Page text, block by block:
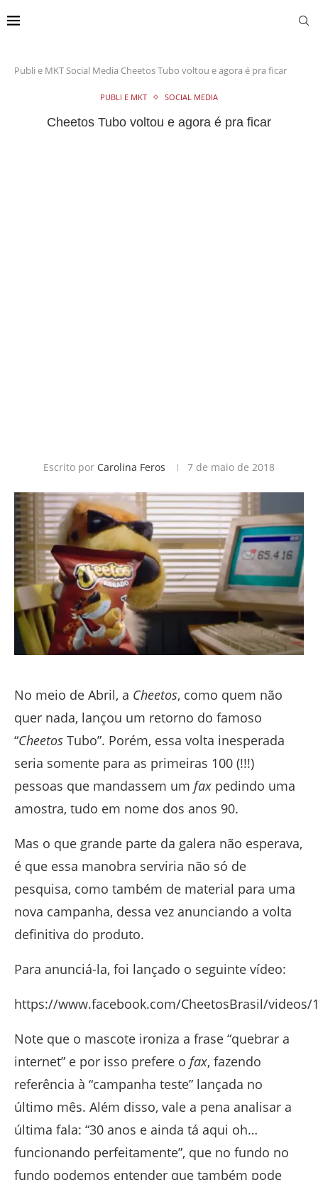
Publi e MKTSocial Media Cheetos Tubo voltou e agora é pra ficar
PUBLI E MKT SOCIAL MEDIA
Cheetos Tubo voltou e agora é pra ficar
Escrito por Carolina Feros 7 de maio de 2018
No meio de Abril, a Cheetos, como quem não
quer nada, lançou um retorno do famoso
“Cheetos Tubo”. Porém, essa volta inesperada
seria somente para as primeiras 100 (!!!)
pessoas que mandassem um fax pedindo uma
amostra, tudo em nome dos anos 90.
Mas o que grande parte da galera não esperava,
é que essa manobra serviria não só de
pesquisa, como também de material para uma
nova campanha, dessa vez anunciando a volta
definitiva do produto.
Para anunciá-la, foi lançado o seguinte vídeo:
https://www.facebook.com/CheetosBrasil/videos/
Note que o mascote ironiza a frase “quebrar a
internet” e por isso prefere o fax, fazendo
referência à “campanha teste” lançada no
último mês. Além disso, vale a pena analisar a
última fala: “30 anos e ainda tá aqui oh…
funcionando perfeitamente”, que no fundo no
fundo podemos entender que também pode